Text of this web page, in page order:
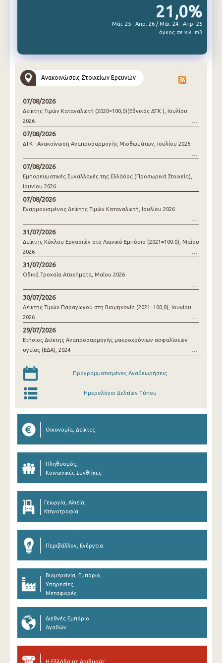
21,0%
Μάι. 25 - Απρ. 26 / Μάι. 24 - Απρ. 25
όγκος σε χιλ. m3
Ανακοινώσεις Στοιχείων Ερευνών
07/08/2026
Δείκτης Τιμών Καταναλωτή (2020=100,0)(Εθνικός ΔΤΚ ), Ιουλίου
2026
07/08/2026
ΔΤΚ - Ανακοίνωση Αναπροσαρμογής Μισθωμάτων, Ιουλίου 2026
07/08/2026
Εμπορευματικές Συναλλαγές της Ελλάδος (Προσωρινά Στοιχεία),
Ιουνίου 2026
07/08/2026
Εναρμονισμένος Δείκτης Τιμών Καταναλωτή, Ιουλίου 2026
31/07/2026
Δείκτης Κύκλου Εργασιών στο Λιανικό Εμπόριο (2021=100.0), Μαΐου
2026
31/07/2026
Οδικά Τροχαία Ατυχήματα, Μαΐου 2026
30/07/2026
Δείκτης Τιμών Παραγωγού στη Βιομηχανία (2021=100,0), Ιουνίου
2026
29/07/2026
Ετήσιος Δείκτης Αναπροσαρμογής μακροχρόνιων ασφαλίσεων
υγείας (ΕΔΑ), 2024
Προγραμματισμένες Αναθεωρήσεις
Ημερολόγιο Δελτίων Τύπου
Οικονομία, Δείκτες
Πληθυσμός,
Κοινωνικές Συνθήκες
Γεωργία, Αλιεία,
Κτηνοτροφία
Περιβάλλον, Ενέργεια
Βιομηχανία, Εμπόριο,
Υπηρεσίες,
Μεταφορές
Διεθνές Εμπόριο
Αγαθών
Η Ελλάδα με Αριθμούς